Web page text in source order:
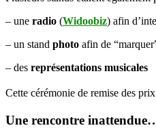
– une radio (Widoobiz) afin
– un stand photo afin de
– des représentations musicales
Cette cérémonie de remise des
Une rencontre